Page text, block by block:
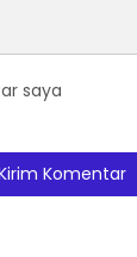
saya